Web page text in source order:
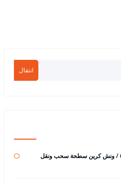
انتقال
ونش ابو حليفة رقم / 65557275 / ونش كرين سطحة سحب ونقل